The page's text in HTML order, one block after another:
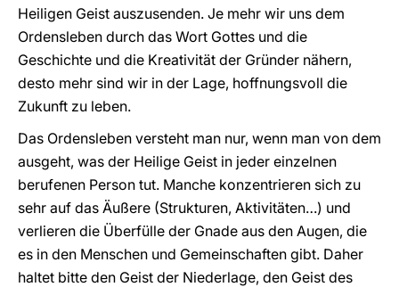
Heiligen Geist auszusenden. Je mehr wir uns dem
Ordensleben durch das Wort Gottes und die
Geschichte und die Kreativität der Gründer nähern,
desto mehr sind wir in der Lage, hoffnungsvoll die
Zukunft zu leben.
Das Ordensleben versteht man nur, wenn man von dem
ausgeht, was der Heilige Geist in jeder einzelnen
berufenen Person tut. Manche konzentrieren sich zu
sehr auf das Äußere (Strukturen, Aktivitäten…) und
verlieren die Überfülle der Gnade aus den Augen, die
es in den Menschen und Gemeinschaften gibt. Daher
haltet bitte den Geist der Niederlage, den Geist des